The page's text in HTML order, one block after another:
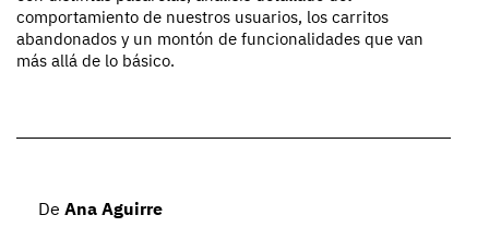
comportamiento de nuestros usuarios, los carritos
abandonados y un montón de funcionalidades que van
más allá de lo básico.
De Ana Aguirre